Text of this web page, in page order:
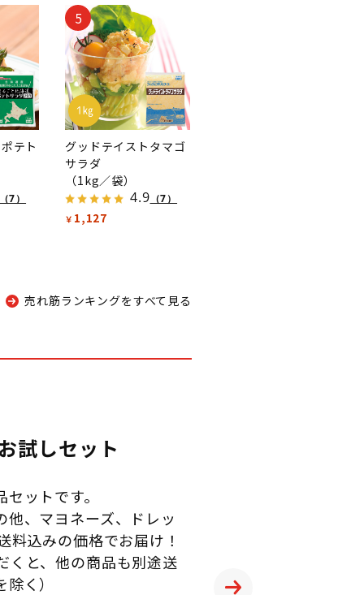
テト
7）
5
グッドテイストタマゴ
サラダ
（1kg／袋）
4.9 （7）
￥ 1,127
売れ筋ランキングをすべて見る
試しセット
ットです。
、マヨネーズ、ドレッ
料込みの価格でお届け！
くと、他の商品も別途送
く）